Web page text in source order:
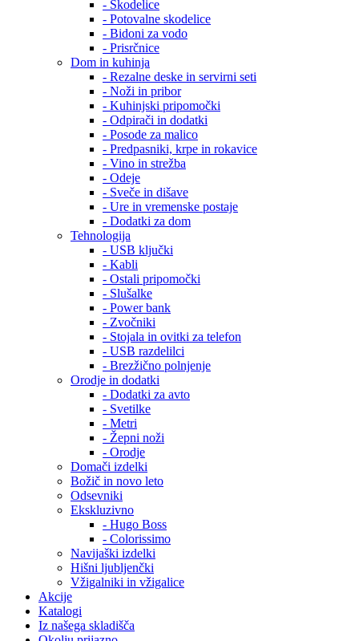
- Skodelice
- Potovalne skodelice
- Bidoni za vodo
- Prisrčnice
Dom in kuhinja
- Rezalne deske in servirni seti
- Noži in pribor
- Kuhinjski pripomočki
- Odpirači in dodatki
- Posode za malico
- Predpasniki, krpe in rokavice
- Vino in strežba
- Odeje
- Sveče in dišave
- Ure in vremenske postaje
- Dodatki za dom
Tehnologija
- USB ključki
- Kabli
- Ostali pripomočki
- Slušalke
- Power bank
- Zvočniki
- Stojala in ovitki za telefon
- USB razdelilci
- Brezžično polnjenje
Orodje in dodatki
- Dodatki za avto
- Svetilke
- Metri
- Žepni noži
- Orodje
Domači izdelki
Božič in novo leto
Odsevniki
Ekskluzivno
- Hugo Boss
- Colorissimo
Navijaški izdelki
Hišni ljubljenčki
Vžigalniki in vžigalice
Akcije
Katalogi
Iz našega skladišča